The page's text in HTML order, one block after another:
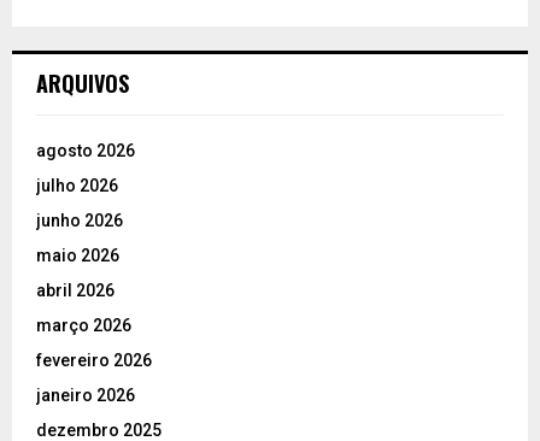
ARQUIVOS
agosto 2026
julho 2026
junho 2026
maio 2026
abril 2026
março 2026
fevereiro 2026
janeiro 2026
dezembro 2025